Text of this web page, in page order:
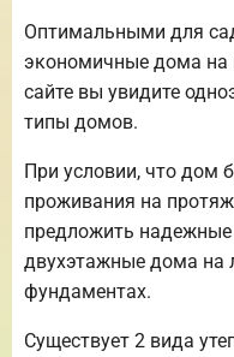
Оптимальными для
экономичные дома на
сайте вы увидите
типы домов.
При условии, что дом
проживания на
предложить
двухэтажные дома на
фундаментах.
Существует 2 вида